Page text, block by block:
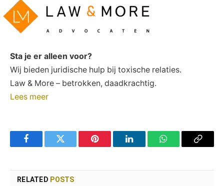
Sta je er alleen voor?
Wij bieden juridische hulp bij toxische relaties.
Law & More – betrokken, daadkrachtig.
Lees meer
FacebookTwitter Pinterest LinkedInWhatsAppCopy
RELATED POSTS